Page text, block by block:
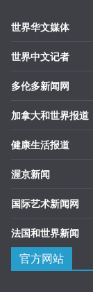
世界华文媒体
世界中文记者
多伦多新闻网
加拿大和世界报道
健康生活报道
渥京新闻
国际艺术新闻网
法国和世界新闻
官方网站